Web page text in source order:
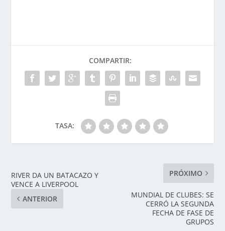
COMPARTIR:
TASA:
RIVER DA UN BATACAZO Y
VENCE A LIVERPOOL
ANTERIOR
PRÓXIMO
MUNDIAL DE CLUBES: SE
CERRÓ LA SEGUNDA
FECHA DE FASE DE
GRUPOS